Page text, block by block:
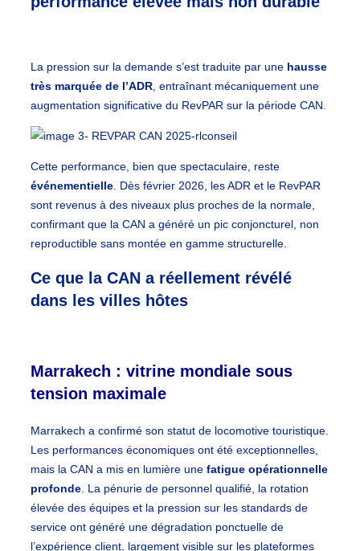
La pression sur la demande s’est traduite par une hausse
très marquée de l’ADR , entraînant mécaniquement une
augmentation significative du RevPAR sur la période CAN.
Cette performance, bien que spectaculaire, reste
événementielle . Dès février 2026, les ADR et le RevPAR
sont revenus à des niveaux plus proches de la normale,
confirmant que la CAN a généré un pic conjoncturel, non
reproductible sans montée en gamme structurelle.
Ce que la CAN a réellement révélé
dans les villes hôtes
Marrakech : vitrine mondiale sous
tension maximale
Marrakech a confirmé son statut de locomotive touristique.
Les performances économiques ont été exceptionnelles,
mais la CAN a mis en lumière une fatigue opérationnelle
profonde. La pénurie de personnel qualifié, la rotation
élevée des équipes et la pression sur les standards de
service ont généré une dégradation ponctuelle de
l’expérience client, largement visible sur les plateformes